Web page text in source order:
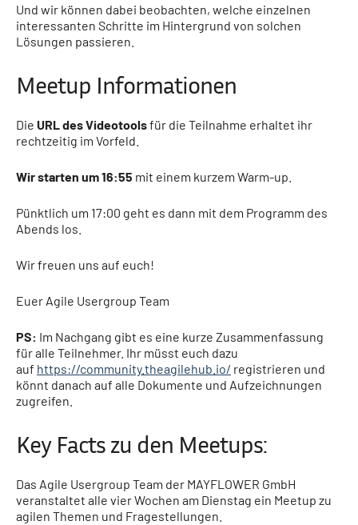
Und wir können dabei beobachten, welche einzelnen
interessanten Schritte im Hintergrund von solchen
Lösungen passieren.
Meetup Informationen
Die URL des Videotoolsfür die Teilnahme erhaltet ihr
rechtzeitig im Vorfeld.
Wir starten um 16:55 mit einem kurzem Warm-up.
Pünktlich um 17:00 geht es dann mit dem Programm des
Abends los.
Wir freuen uns auf euch!
Euer Agile Usergroup Team
PS: Im Nachgang gibt es eine kurze Zusammenfassung
für alle Teilnehmer. Ihr müsst euch dazu
auf https://community.theagilehub.io/ registrieren und
könnt danach auf alle Dokumente und Aufzeichnungen
zugreifen.
Key Facts zu den Meetups:
Das Agile Usergroup Team der MAYFLOWER GmbH
veranstaltet alle vier Wochen am Dienstag ein Meetup zu
agilen Themen und Fragestellungen.